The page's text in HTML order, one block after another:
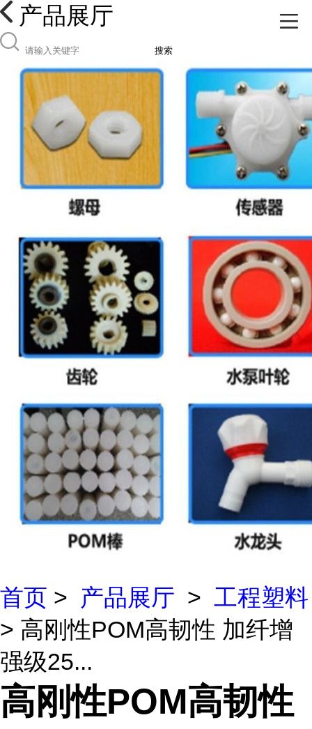
产品展厅
搜索
首页 > 产品展厅 > 工程塑料
> 高刚性POM高韧性 加纤增
强级25...
高刚性POM高韧性